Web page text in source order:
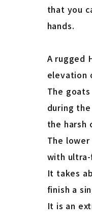
that you
hands.
A rugged
elevation
The
during
the harsh
The
with
It takes
finish a
It is an